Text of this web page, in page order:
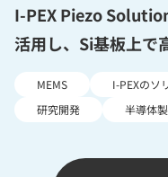
I-PEX Piezo
活用し、Si基板上で
MEMS I-PEXのソ
研究開発
半導体